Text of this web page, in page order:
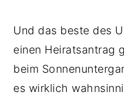
Und das beste des
einen Heiratsantrag
beim
es wirklich